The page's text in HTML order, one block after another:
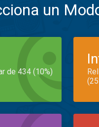
un
de 434 (10%)